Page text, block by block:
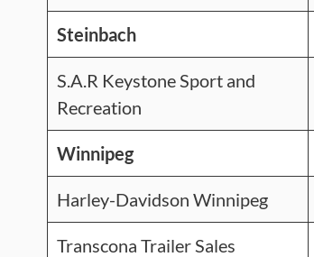
Steinbach
S.A.R Keystone Sport and
Recreation
Winnipeg
Harley-Davidson Winnipeg
Transcona Trailer Sales